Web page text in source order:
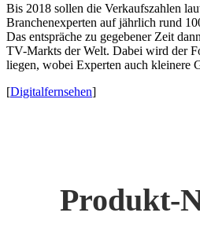
Bis 2018 sollen die Verkaufszahlen
Branchenexperten auf jährlich rund
Das entspräche zu gegebener Zeit
TV-Markts der Welt. Dabei wird der
liegen, wobei Experten auch kleinere
[Digitalfernsehen]
Produkt-